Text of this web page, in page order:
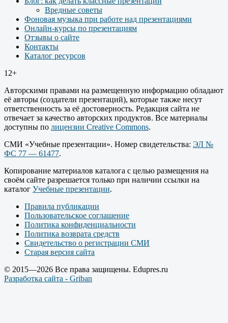
Вредные советы
Фоновая музыка при работе над презентациями
Онлайн-курсы по презентациям
Отзывы о сайте
Контакты
Каталог ресурсов
12+
Авторскими правами на размещенную информацию обладают
её авторы (создатели презентаций), которые также несут
ответственность за её достоверность. Редакция сайта не
отвечает за качество авторских продуктов. Все материалы
доступны по лицензии Creative Commons.
СМИ «Учебные презентации». Номер свидетельства: ЭЛ №
ФС 77 — 61477.
Копирование материалов каталога с целью размещения на
своём сайте разрешается только при наличии ссылки на
каталог Учебные презентации.
Правила публикации
Пользовательское соглашение
Политика конфиденциальности
Политика возврата средств
Свидетельство о регистрации СМИ
Старая версия сайта
© 2015—2026 Все права защищены. Edupres.ru
Разработка сайта - Griban